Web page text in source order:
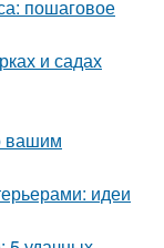
пошаговое
и садах
вашим
идеи